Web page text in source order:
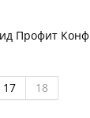
Профит Конф
17 18